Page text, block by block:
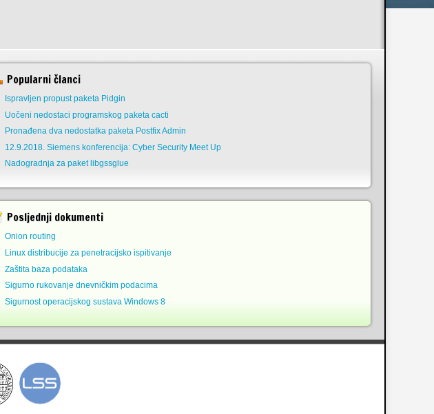
Popularni članci
Ispravljen propust paketa Pidgin
Uočeni nedostaci programskog paketa cacti
Pronađena dva nedostatka paketa Postfix Admin
12.9.2018. Siemens konferencija: Cyber Security Meet Up
Nadogradnja za paket libgssglue
Posljednji dokumenti
Onion routing
Linux distribucije za penetracijsko ispitivanje
Zaštita baza podataka
Sigurno rukovanje dnevničkim podacima
Sigurnost operacijskog sustava Windows 8